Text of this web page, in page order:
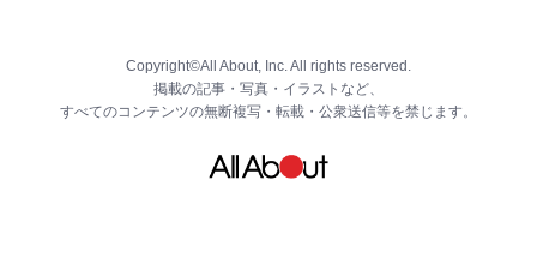
Copyright©All About, Inc. All rights reserved.
掲載の記事・写真・イラストなど、
すべてのコンテンツの無断複写・転載・公衆送信等を禁じます。